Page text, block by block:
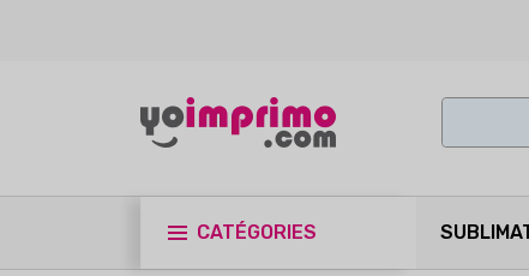
CATÉGORIES